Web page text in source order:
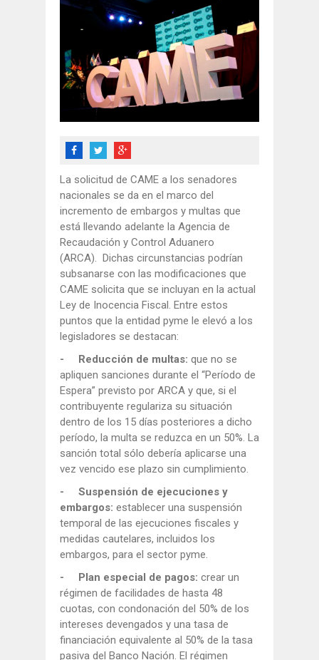
La solicitud de CAME a los senadores
nacionales se da en el marco del
incremento de embargos y multas que
está llevando adelante la Agencia de
Recaudación y Control Aduanero
(ARCA). Dichas circunstancias podrían
subsanarse con las modificaciones que
CAME solicita que se incluyan en la actual
Ley de Inocencia Fiscal. Entre estos
puntos que la entidad pyme le elevó a los
legisladores se destacan:
- Reducción de multas: que no se
apliquen sanciones durante el “Período de
Espera” previsto por ARCA y que, si el
contribuyente regulariza su situación
dentro de los 15 días posteriores a dicho
período, la multa se reduzca en un 50%. La
sanción total sólo debería aplicarse una
vez vencido ese plazo sin cumplimiento.
- Suspensión de ejecuciones y
embargos: establecer una suspensión
temporal de las ejecuciones fiscales y
medidas cautelares, incluidos los
embargos, para el sector pyme.
- Plan especial de pagos: crear un
régimen de facilidades de hasta 48
cuotas, con condonación del 50% de los
intereses devengados y una tasa de
financiación equivalente al 50% de la tasa
pasiva del Banco Nación. El régimen